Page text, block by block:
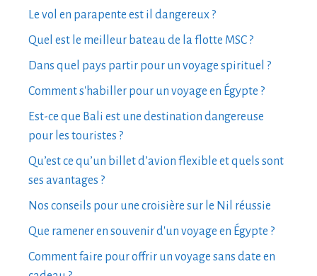
Le vol en parapente est il dangereux ?
Quel est le meilleur bateau de la flotte MSC ?
Dans quel pays partir pour un voyage spirituel ?
Comment s'habiller pour un voyage en Égypte ?
Est-ce que Bali est une destination dangereuse
pour les touristes ?
Qu’est ce qu’un billet d’avion flexible et quels sont
ses avantages ?
Nos conseils pour une croisière sur le Nil réussie
Que ramener en souvenir d'un voyage en Égypte ?
Comment faire pour offrir un voyage sans date en